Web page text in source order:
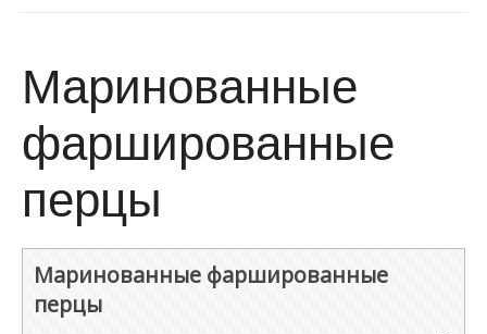
Маринованные
фаршированные
перцы
Маринованные фаршированные
перцы